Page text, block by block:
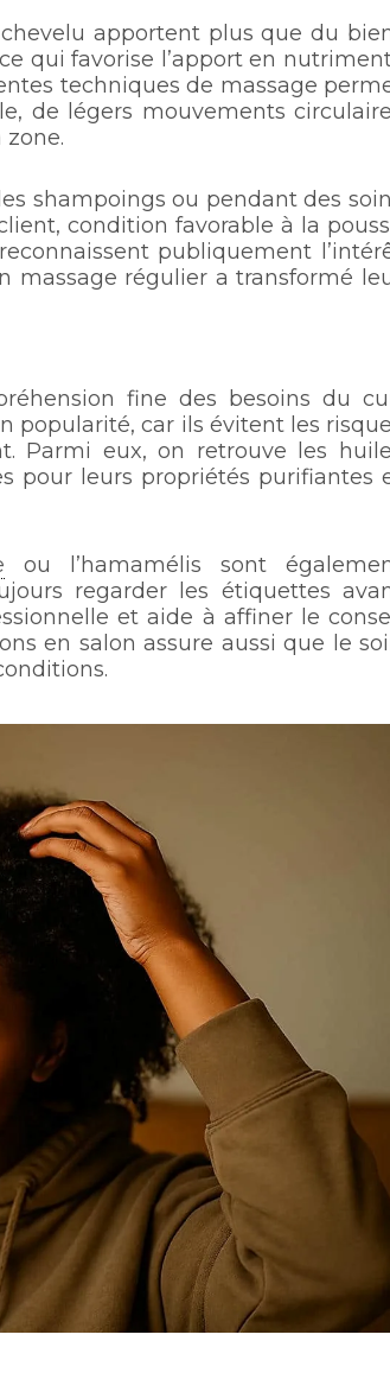
apportent plus que du
qui favorise l’apport en
techniques de massage
de légers mouvements
shampoings ou pendant des
condition favorable à la
publiquement
massage régulier a transformé
fine des besoins du
popularité, car ils évitent les
Parmi eux, on retrouve les
pour leurs propriétés purifiantes
ou l’hamamélis sont
regarder les étiquettes
et aide à affiner le
en salon assure aussi que le